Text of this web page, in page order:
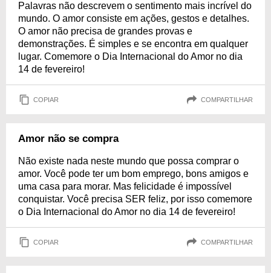
Palavras não descrevem o sentimento mais incrível do
mundo. O amor consiste em ações, gestos e detalhes.
O amor não precisa de grandes provas e
demonstrações. É simples e se encontra em qualquer
lugar. Comemore o Dia Internacional do Amor no dia
14 de fevereiro!
COPIAR COMPARTILHAR
Amor não se compra
Não existe nada neste mundo que possa comprar o
amor. Você pode ter um bom emprego, bons amigos e
uma casa para morar. Mas felicidade é impossível
conquistar. Você precisa SER feliz, por isso comemore
o Dia Internacional do Amor no dia 14 de fevereiro!
COPIAR COMPARTILHAR